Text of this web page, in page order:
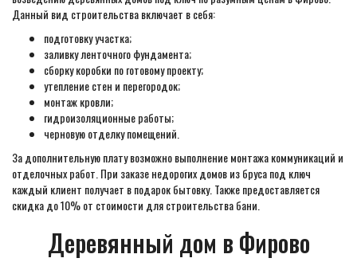
Данный вид строительства включает в себя:
подготовку участка;
заливку ленточного фундамента;
сборку коробки по готовому проекту;
утепление стен и перегородок;
монтаж кровли;
гидроизоляционные работы;
черновую отделку помещений.
За дополнительную плату возможно выполнение монтажа коммуникаций и
отделочных работ. При заказе недорогих домов из бруса под ключ
каждый клиент получает в подарок бытовку. Также предоставляется
скидка до 10% от стоимости для строительства бани.
Деревянный дом в Фирово